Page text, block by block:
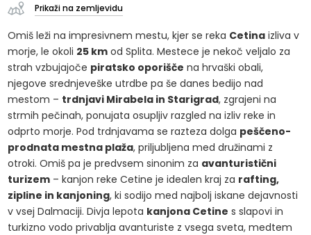
Prikaži na zemljevidu
Omiš leži na impresivnem mestu, kjer se reka Cetinaizliva v
morje, le okoli 25 kmod Splita. Mestece je nekoč veljalo za
strah vzbujajoče piratsko oporišče na hrvaški obali,
njegove srednjeveške utrdbe pa še danes bedijo nad
mestom – trdnjavi Mirabela in Starigrad, zgrajeni na
strmih pečinah, ponujata osupljiv razgled na izliv reke in
odprto morje. Pod trdnjavama se razteza dolga peščeno-
prodnata mestna plaža, priljubljena med družinami z
otroki. Omiš pa je predvsem sinonim za avanturistični
turizem– kanjon reke Cetine je idealen kraj za rafting,
zipline in kanjoning, ki sodijo med najbolj iskane dejavnosti
v vsej Dalmaciji. Divja lepota kanjona Cetine s slapovi in
turkizno vodo privablja avanturiste z vsega sveta, medtem